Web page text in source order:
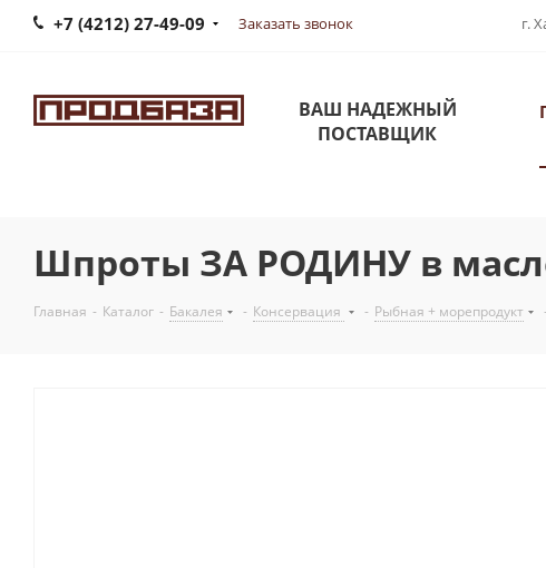
+7 (4212) 27-49-09 Заказать звонок г.
ВАШ НАДЕЖНЫЙ
ПОСТАВЩИК
Шпроты ЗА РОДИНУ в
Главная - Каталог - Бакалея - Консервация - Рыбная + морепродукт -